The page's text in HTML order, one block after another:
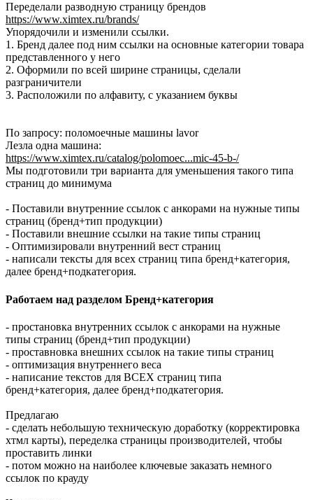
Переделали разводную страницу брендов
https://www.ximtex.ru/brands/
Упорядочили и изменили ссылки.
1. Бренд далее под ним ссылки на основные категории товара
представленного у него
2. Оформили по всей ширине страницы, сделали
разграничители
3. Расположили по алфавиту, с указанием буквы
По запросу: поломоечные машины lavor
Лезла одна машина:
https://www.ximtex.ru/catalog/polomoec...mic-45-b-/
Мы подготовили три варианта для уменьшения такого типа
страниц до минимума
- Поставили внутренние ссылок с анкорами на нужные типы
страниц (бренд+тип продукции)
- Поставили внешние ссылки на такие типы страниц
- Оптимизировали внутренний вест страниц
- написали тексты для всех страниц типа бренд+категория,
далее бренд+подкатегория.
Работаем над разделом Бренд+категория
- простановка внутренних ссылок с анкорами на нужные
типы страниц (бренд+тип продукции)
- проставновка внешних ссылок на такие типы страниц
- оптимизация внутреннего веса
- написание текстов для ВСЕХ страниц типа
бренд+категория, далее бренд+подкатегория.
Предлагаю
- сделать небольшую техническую доработку (корректировка
хтмл карты), переделка страницы производителей, чтобы
проставить линки
- потом можно на наиболее ключевые заказать немного
ссылок по крауду